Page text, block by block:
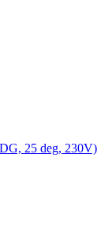
25 deg, 230V)